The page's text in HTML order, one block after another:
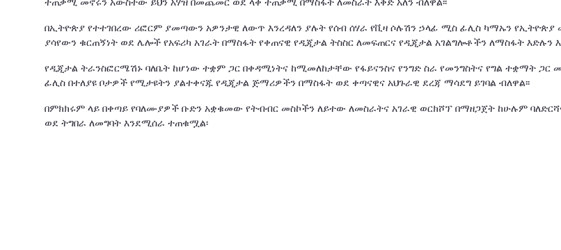
በኢትዮጵያ የተተገበረው ሪፎርም ያመጣውን አዎንታዊ ለውጥ እንረዳለን ያሉት የሰብ ሰሃራ የቪዛ ሶሉሽን ኃላፊ ሚስ ፊሊስ ካማኡን የኢትዮጵያ
ያሳየውን ቁርጠኝነት ወደ ሌሎች የአፍሪካ አገራት በማስፋት የቀጠናዊ የዲጂታል ትስስር ለመፍጠርና የዲጂታል አገልግሎቶችን ለማስፋት እድሉን
የዲጂታል ትራንስፎርሜሽኑ ባለቤት ከሆነው ተቋም ጋር በቀዳሚነትና ከሚመለከታቸው የፋይናንስና የንግድ ስራ የመንግስትና የግል ተቋማት
ፊሊስ በተለያዩ ቦታዎች የሚታዩትን ያልተቀናጁ የዲጂታል ጅማሪዎችን በማስፋት ወደ ቀጣናዊና አህጉራዊ ደረጃ ማሳደግ ይገባል ብለዋል፡፡
በምክክሩም ላይ በቀጣይ የባለሙያዎች ቡድን አቋቁመው የትብብር መስኮችን ለይተው ለመስራትና አገራዊ ወርክሾፕ በማዘጋጀት ከሁሉም
ወደ ትግበራ ለመግባት እንደሚሰራ ተጠቁሟል፡